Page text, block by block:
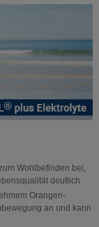
Wohlbefinden bei,
deutlich
Orangen-
an und kann